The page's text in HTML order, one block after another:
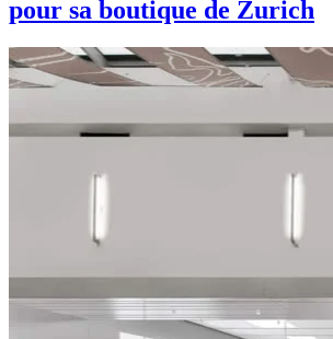
pour sa boutique de Zurich